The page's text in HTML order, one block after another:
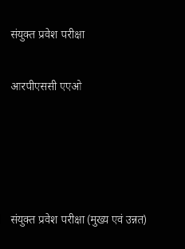
संयुक्त प्रवेश परीक्षा
आरपीएससी एएओ
संयुक्त प्रवेश परीक्षा (मुख्य एवं उन्नत)